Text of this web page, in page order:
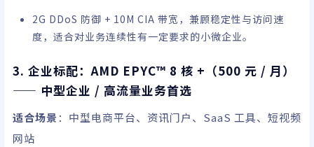
2G DDoS 防御 + 10M CIA 带宽，兼顾稳定性与访问速
度，适合对业务连续性有一定要求的小微企业。
3. 企业标配：AMD EPYC™ 8 核 +（500 元 / 月）
—— 中型企业 / 高流量业务首选
适合场景 ：中型电商平台、资讯门户、SaaS 工具、短视频
网站